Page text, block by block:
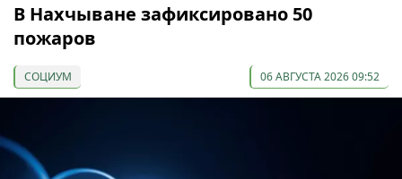
В Нахчыване зафиксировано 50
пожаров
СОЦИУМ 06 АВГУСТА 2026 09:52